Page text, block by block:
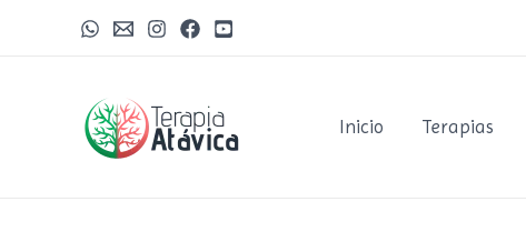
Inicio Terapias